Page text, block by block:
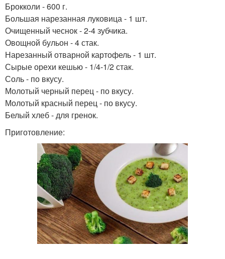
Брокколи - 600 г.
Большая нарезанная луковица - 1 шт.
Очищенный чеснок - 2-4 зубчика.
Овощной бульон - 4 стак.
Нарезанный отварной картофель - 1 шт.
Сырые орехи кешью - 1/4-1/2 стак.
Соль - по вкусу.
Молотый черный перец - по вкусу.
Молотый красный перец - по вкусу.
Белый хлеб - для гренок.
Приготовление: